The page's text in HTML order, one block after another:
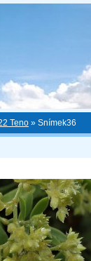
Teno » Snímek36